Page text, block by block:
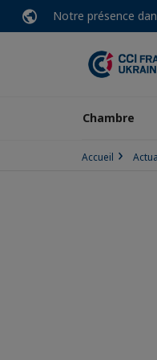
Notre présence
Chambre
Accueil